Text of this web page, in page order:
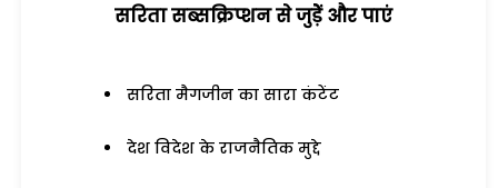
सरिता सब्सक्रिप्शन से जुड़ेें और पाएं
सरिता मैगजीन का सारा कंटेंट
देश विदेश के राजनैतिक मुद्दे